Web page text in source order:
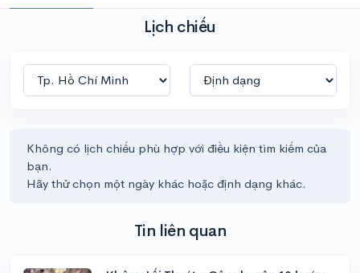
Lịch chiếu
Không có lịch chiếu phù hợp với điều kiện tìm kiếm của
bạn.
Hãy thử chọn một ngày khác hoặc định dạng khác.
Tin liên quan